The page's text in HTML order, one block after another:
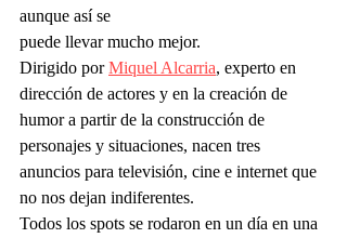
aunque así se
puede llevar mucho mejor.
Dirigido por Miquel Alcarria, experto en
dirección de actores y en la creación de
humor a partir de la construcción de
personajes y situaciones, nacen tres
anuncios para televisión, cine e internet que
no nos dejan indiferentes.
Todos los spots se rodaron en un día en una